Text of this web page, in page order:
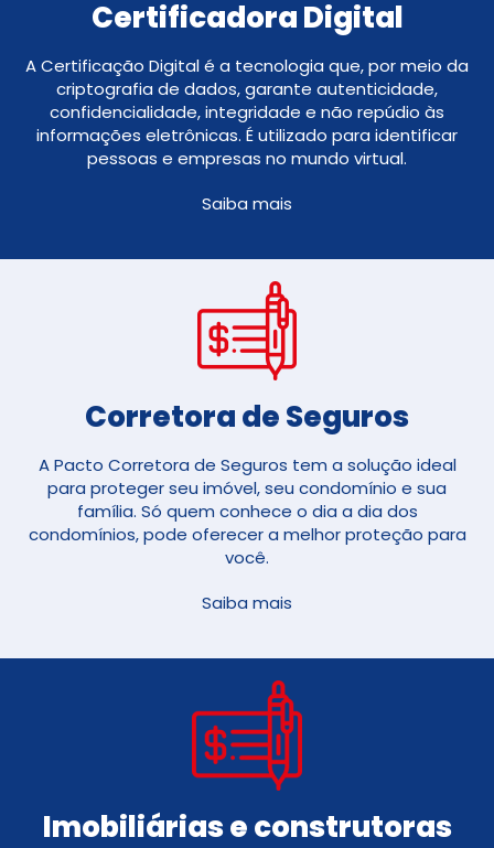
Certificadora Digital
A Certificação Digital é a tecnologia que, por meio da
criptografia de dados, garante autenticidade,
confidencialidade, integridade e não repúdio às
informações eletrônicas. É utilizado para identificar
pessoas e empresas no mundo virtual.
Saiba mais
Corretora de Seguros​
A Pacto Corretora de Seguros tem a solução ideal
para proteger seu imóvel, seu condomínio e sua
família. Só quem conhece o dia a dia dos
condomínios, pode oferecer a melhor proteção para
você.
Saiba mais
Imobiliárias e construtoras